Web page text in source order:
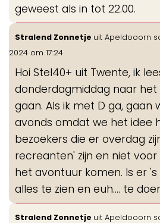
geweest als in tot 22.00.
Stralend Zonnetje uit Apeldooorn
2024 om 17:24
Hoi Stel40+ uit Twente, ik
donderdagmiddag naar het
gaan. Als ik met D ga, gaan
avonds omdat we het idee
bezoekers die er overdag
recreanten' zijn en niet
het avontuur komen. Is er
alles te zien en euh.... te
Stralend Zonnetje uit Apeldooorn